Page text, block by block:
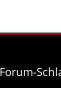
Forum-